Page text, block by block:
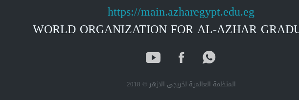
https://main.azharegypt.edu.eg
WORLD ORGANIZATION FOR AL-AZHAR
المنظمة العالمية لخريجى الازهر © 2018